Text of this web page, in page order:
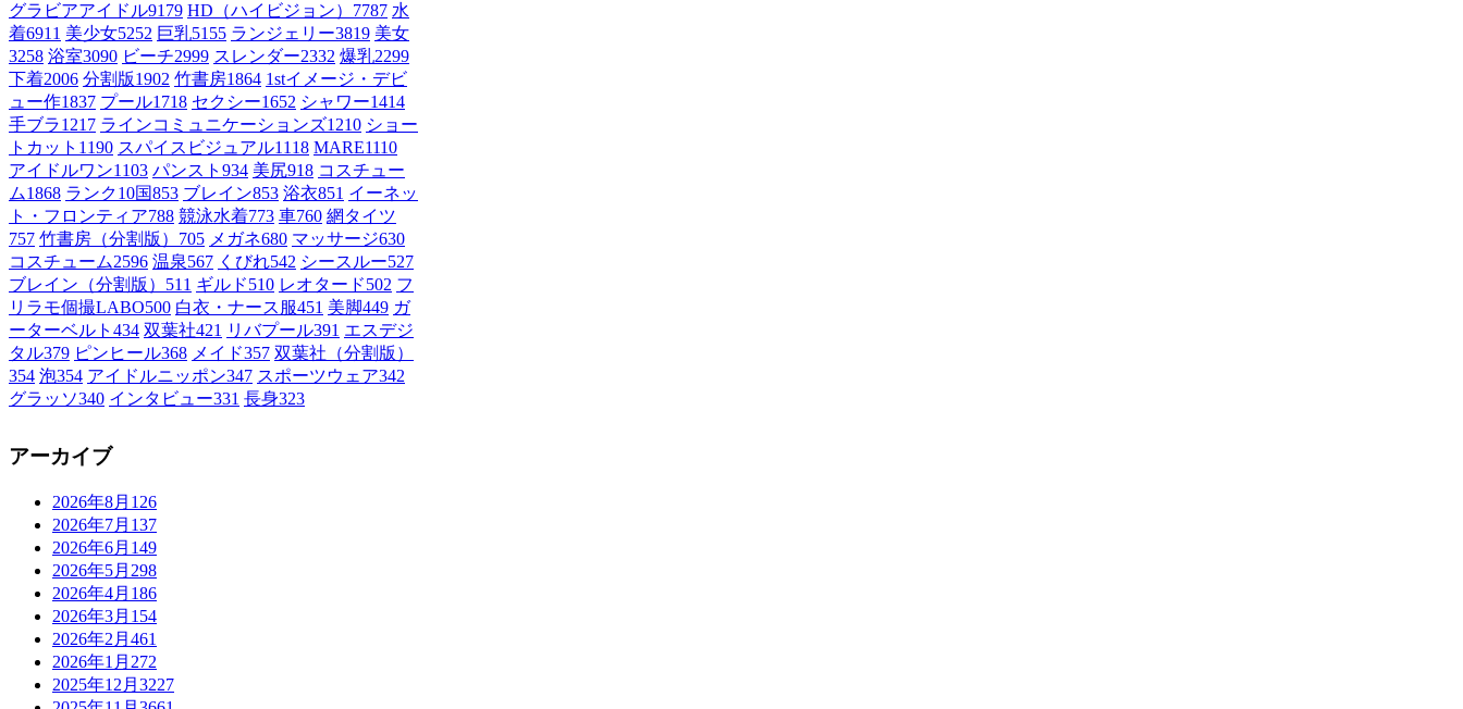
グラビアアイドル9179 HD（ハイビジョン） 7787 水
着6911 美少女5252 巨乳5155 ランジェリー3819 美女
3258 浴室3090 ビーチ2999 スレンダー2332 爆乳2299
下着2006 分割版1902 竹書房1864 1stイメージ・デビ
ュー作1837 プール1718 セクシー1652 シャワー1414
手ブラ1217 ラインコミュニケーションズ1210 ショー
トカット 1190 スパイスビジュアル1118 MARE1110
アイドルワン1103 パンスト 934 美尻918 コスチュー
ム1868 ランク10国853 ブレイン853 浴衣851 イーネッ
ト・フロンティア788 競泳水着773 車760 網タイツ
757 竹書房（分割版） 705 メガネ680 マッサージ630
コスチューム2596 温泉567 くびれ542 シースルー527
ブレイン（分割版） 511 ギルド510 レオタード502 フ
リラモ個撮LABO500 白衣・ナース服451 美脚449 ガ
ーターベルト 434 双葉社421 リバプール391 エスデジ
タル379 ピンヒール368 メイド357 双葉社（分割版）
354 泡354 アイドルニッポン347 スポーツウェア342
グラッソ340 インタビュー331 長身323
アーカイブ
2026年8月 126
2026年7月 137
2026年6月 149
2026年5月 298
2026年4月 186
2026年3月 154
2026年2月 461
2026年1月 272
2025年12月 3227